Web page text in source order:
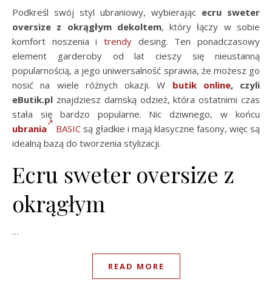
Podkreśl swój styl ubraniowy, wybierając ecru sweter
oversize z okrągłym dekoltem, który łączy w sobie
komfort noszenia i trendy desing. Ten ponadczasowy
element garderoby od lat cieszy się nieustanną
popularnością, a jego uniwersalność sprawia, że możesz go
nosić na wiele różnych okazji. W butik online, czyli
eButik.pl znajdziesz damską odzież, która ostatnimi czas
stała się bardzo popularne. Nic dziwnego, w końcu
ubrania
BASIC są gładkie i mają klasyczne fasony, więc są
idealną bazą do tworzenia stylizacji.
Ecru sweter oversize z
okrągłym
…
READ MORE